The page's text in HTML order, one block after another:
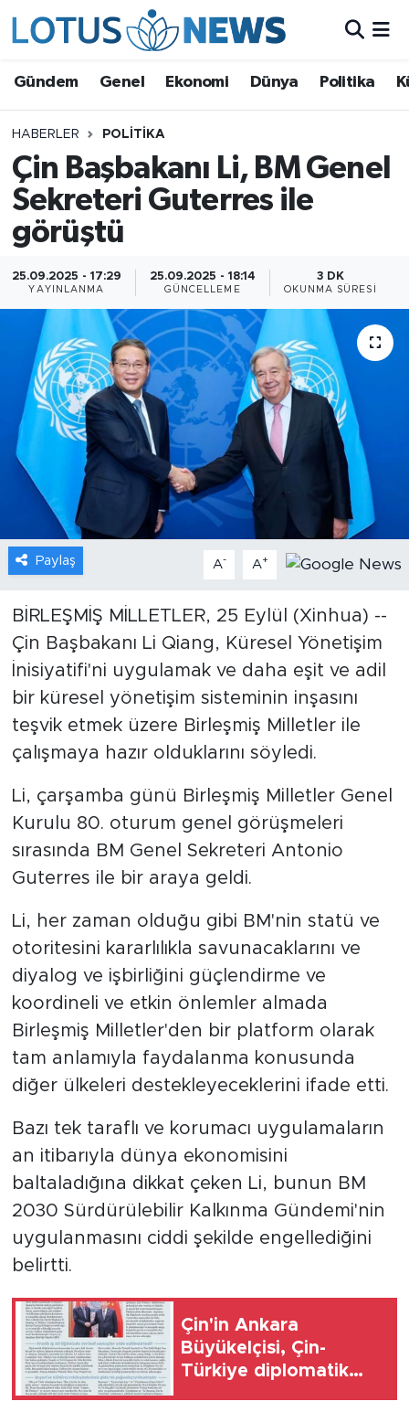
Gündem Genel Ekonomi Dünya Politika
HABERLER POLITIKA
Çin Başbakanı Li, BM Genel
Sekreteri Guterres ile
görüştü
25.09.2025 - 17:29
YAYINLANMA
25.09.2025 - 18:14
GÜNCELLEME
3 DK
OKUNMA SÜRESI
Paylaş A- A+
BİRLEŞMİŞ MİLLETLER, 25 Eylül (Xinhua) --
Çin Başbakanı Li Qiang, Küresel Yönetişim
İnisiyatifi'ni uygulamak ve daha eşit ve adil
bir küresel yönetişim sisteminin inşasını
teşvik etmek üzere Birleşmiş Milletler ile
çalışmaya hazır olduklarını söyledi.
Li, çarşamba günü Birleşmiş Milletler Genel
Kurulu 80. oturum genel görüşmeleri
sırasında BM Genel Sekreteri Antonio
Guterres ile bir araya geldi.
Li, her zaman olduğu gibi BM'nin statü ve
otoritesini kararlılıkla savunacaklarını ve
diyalog ve işbirliğini güçlendirme ve
koordineli ve etkin önlemler almada
Birleşmiş Milletler'den bir platform olarak
tam anlamıyla faydalanma konusunda
diğer ülkeleri destekleyeceklerini ifade etti.
Bazı tek taraflı ve korumacı uygulamaların
an itibarıyla dünya ekonomisini
baltaladığına dikkat çeken Li, bunun BM
2030 Sürdürülebilir Kalkınma Gündemi'nin
uygulanmasını ciddi şekilde engellediğini
belirtti.
Çin'in Ankara
Büyükelçisi, Çin-
Türkiye diplomatik
Ekonomi
Dünya
Politika
Bilim ve Teknoloji
Çin Fuarları
Gündem
Video
Sağlık
Xinhua
Xinhua Türkiye
Seyahat